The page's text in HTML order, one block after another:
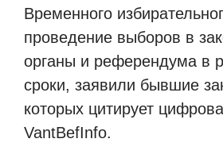
Временного
проведение выборов в
органы и референдума в
сроки, заявили бывшие
которых цитирует
VantBefInfo.